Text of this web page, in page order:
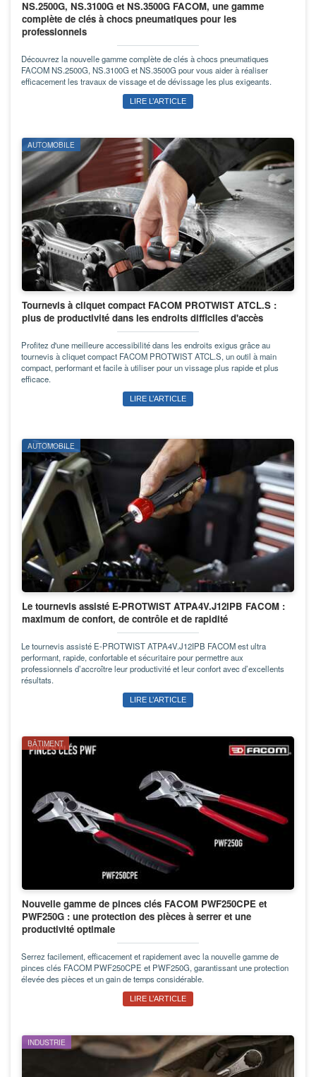
NS.2500G, NS.3100G et NS.3500G FACOM, une gamme
complète de clés à chocs pneumatiques pour les
professionnels
Découvrez la nouvelle gamme complète de clés à chocs pneumatiques
FACOM NS.2500G, NS.3100G et NS.3500G pour vous aider à réaliser
efficacement les travaux de vissage et de dévissage les plus exigeants.
LIRE L’ARTICLE
AUTOMOBILE
Tournevis à cliquet compact FACOM PROTWIST ATCL.S :
plus de productivité dans les endroits difficiles d'accès
Profitez d'une meilleure accessibilité dans les endroits exigus grâce au
tournevis à cliquet compact FACOM PROTWIST ATCL.S, un outil à main
compact, performant et facile à utiliser pour un vissage plus rapide et plus
efficace.
LIRE L’ARTICLE
AUTOMOBILE
Le tournevis assisté E-PROTWIST ATPA4V.J12IPB FACOM :
maximum de confort, de contrôle et de rapidité
Le tournevis assisté E-PROTWIST ATPA4V.J12IPB FACOM est ultra
performant, rapide, confortable et sécuritaire pour permettre aux
professionnels d’accroître leur productivité et leur confort avec d’excellents
résultats.
LIRE L’ARTICLE
BÂTIMENT
Nouvelle gamme de pinces clés FACOM PWF250CPE et
PWF250G : une protection des pièces à serrer et une
productivité optimale
Serrez facilement, efficacement et rapidement avec la nouvelle gamme de
pinces clés FACOM PWF250CPE et PWF250G, garantissant une protection
élevée des pièces et un gain de temps considérable.
LIRE L’ARTICLE
INDUSTRIE